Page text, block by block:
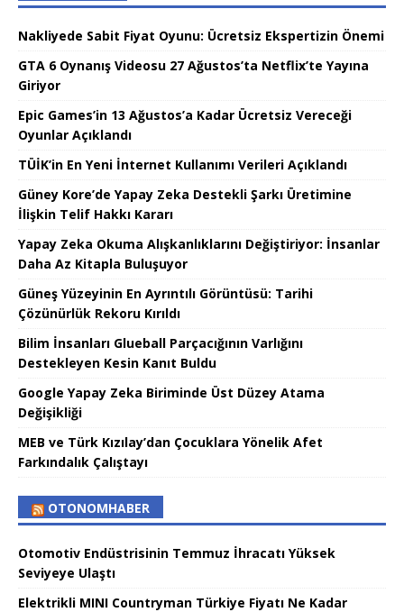
Nakliyede Sabit Fiyat Oyunu: Ücretsiz Ekspertizin Önemi
GTA 6 Oynanış Videosu 27 Ağustos’ta Netflix’te Yayına
Giriyor
Epic Games’in 13 Ağustos’a Kadar Ücretsiz Vereceği
Oyunlar Açıklandı
TÜİK’in En Yeni İnternet Kullanımı Verileri Açıklandı
Güney Kore’de Yapay Zeka Destekli Şarkı Üretimine
İlişkin Telif Hakkı Kararı
Yapay Zeka Okuma Alışkanlıklarını Değiştiriyor: İnsanlar
Daha Az Kitapla Buluşuyor
Güneş Yüzeyinin En Ayrıntılı Görüntüsü: Tarihi
Çözünürlük Rekoru Kırıldı
Bilim İnsanları Glueball Parçacığının Varlığını
Destekleyen Kesin Kanıt Buldu
Google Yapay Zeka Biriminde Üst Düzey Atama
Değişikliği
MEB ve Türk Kızılay’dan Çocuklara Yönelik Afet
Farkındalık Çalıştayı
OTONOMHABER
Otomotiv Endüstrisinin Temmuz İhracatı Yüksek
Seviyeye Ulaştı
Elektrikli MINI Countryman Türkiye Fiyatı Ne Kadar